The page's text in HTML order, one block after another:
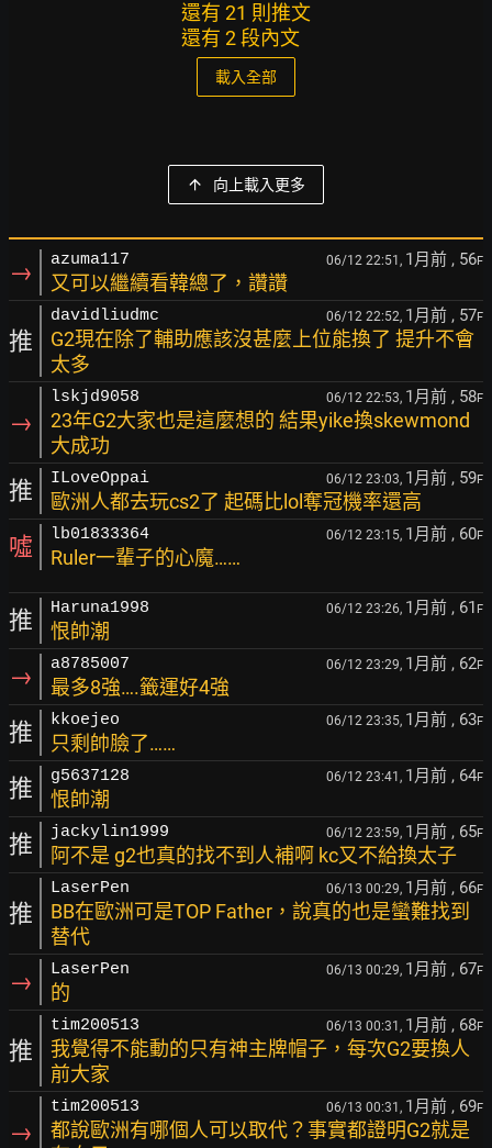
還有 21 則推文
還有 2 段內文
載入全部
向上載入更多
→ azuma117 06/12 22:51, 1月前 , 56F
又可以繼續看韓總了，讚讚
推
davidliudmc 06/12 22:52, 1月前 , 57F
G2現在除了輔助應該沒甚麼上位能換了 提升不會
太多
→
lskjd9058 06/12 22:53, 1月前 , 58F
23年G2大家也是這麼想的 結果yike換skewmond
大成功
推 ILoveOppai 06/12 23:03, 1月前 , 59F
歐洲人都去玩cs2了 起碼比lol奪冠機率還高
噓 lb01833364 06/12 23:15, 1月前 , 60F
Ruler一輩子的心魔……
推 Haruna1998 06/12 23:26, 1月前 , 61 F
恨帥潮
→ a8785007 06/12 23:29, 1月前 , 62F
最多8強….籤運好4強
推 kkoejeo 06/12 23:35, 1月前 , 63F
只剩帥臉了……
推 g5637128 06/12 23:41, 1月前 , 64F
恨帥潮
推 jackylin1999 06/12 23:59, 1月前 , 65F
阿不是 g2也真的找不到人補啊 kc又不給換太子
推
LaserPen 06/13 00:29, 1月前 , 66F
BB在歐洲可是TOP Father，說真的也是蠻難找到
替代
→ LaserPen 06/13 00:29, 1月前 , 67F
的
推
tim200513 06/13 00:31, 1月前 , 68F
我覺得不能動的只有神主牌帽子，每次G2要換人
前大家
→
tim200513 06/13 00:31, 1月前 , 69F
都說歐洲有哪個人可以取代？事實都證明G2就是